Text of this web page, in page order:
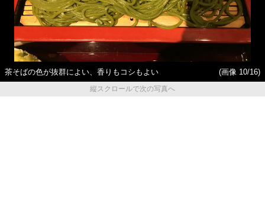
茶そばの色が抜群によい、香りもコシもよい
(画像 10/16)
縦スクロールで次の写真へ